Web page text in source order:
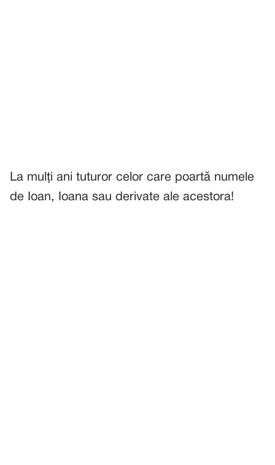
La mulți ani tuturor celor care poartă numele
de Ioan, Ioana sau derivate ale acestora!